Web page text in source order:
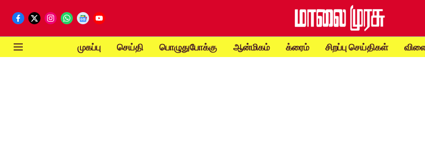
முகப்பு செய்தி பொழுதுபோக்கு ஆன்மிகம் க்ரைம் சிறப்பு செய்திகள்